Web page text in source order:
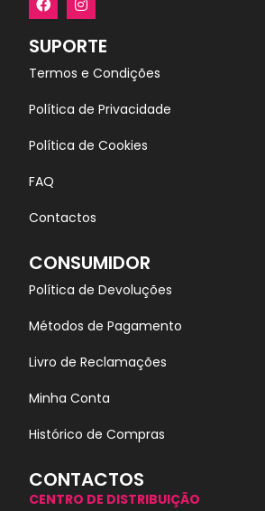
SUPORTE
Termos e Condições
Política de Privacidade
Política de Cookies
FAQ
Contactos
CONSUMIDOR
Política de Devoluções
Métodos de Pagamento
Livro de Reclamações
Minha Conta
Histórico de Compras
CONTACTOS
CENTRO DE DISTRIBUIÇÃO